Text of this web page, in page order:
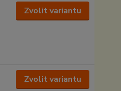
Zvolit variantu
Zvolit variantu